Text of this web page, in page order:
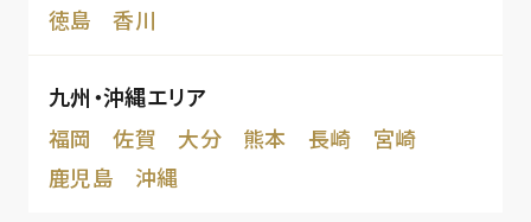
徳島
香川
九州・沖縄エリア
福岡
佐賀 大分 熊本 長崎
宮崎
鹿児島
沖縄